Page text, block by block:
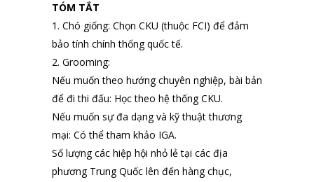
TÓM TẮT
1. Chó giống: Chọn CKU (thuộc FCI) để đảm
bảo tính chính thống quốc tế.
2. Grooming:
Nếu muốn theo hướng chuyên nghiệp, bài bản
để đi thi đấu: Học theo hệ thống CKU.
Nếu muốn sự đa dạng và kỹ thuật thương
mại: Có thể tham khảo IGA.
Số lượng các hiệp hội nhỏ lẻ tại các địa
phương Trung Quốc lên đến hàng chục,